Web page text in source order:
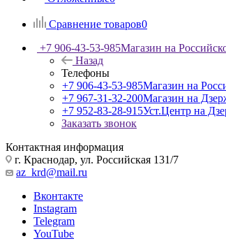
Сравнение товаров0
+7 906-43-53-985Магазин на
Назад
Телефоны
+7 906-43-53-985Магазин на
+7 967-31-32-200Магазин на
+7 952-83-28-915Уст.Центр на
Заказать звонок
Контактная информация
г. Краснодар, ул. Российская 131/7
az_krd@mail.ru
Вконтакте
Instagram
Telegram
YouTube